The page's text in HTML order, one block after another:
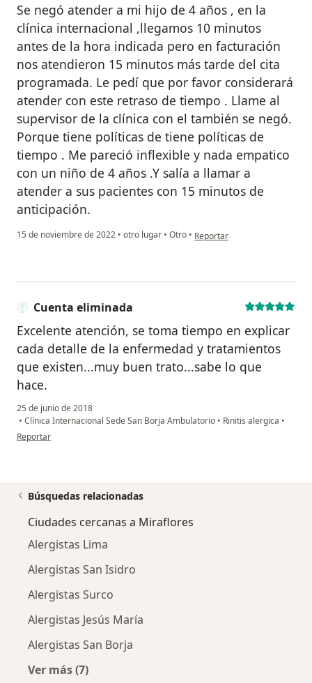
Se negó atender a mi hijo de 4 años , en la
clínica internacional ,llegamos 10 minutos
antes de la hora indicada pero en facturación
nos atendieron 15 minutos más tarde del cita
programada. Le pedí que por favor considerará
atender con este retraso de tiempo . Llame al
supervisor de la clínica con el también se negó.
Porque tiene políticas de tiene políticas de
tiempo . Me pareció inflexible y nada empatico
con un niño de 4 años .Y salía a llamar a
atender a sus pacientes con 15 minutos de
anticipación.
15 de noviembre de 2022 • otro lugar • Otro • en opinión del usuario Pamela
Reportar
Cuenta eliminada
Excelente atención, se toma tiempo en explicar
cada detalle de la enfermedad y tratamientos
que existen...muy buen trato...sabe lo que
hace.
25 de junio de 2018
• Clínica Internacional Sede San Borja Ambulatorio • Rinitis alergica •
en opinión del usuario Cuenta eliminada
Reportar
Búsquedas relacionadas
Ciudades cercanas a Miraflores
Alergistas Lima
Alergistas San Isidro
Alergistas Surco
Alergistas Jesús María
Alergistas San Borja
Ver más (7)